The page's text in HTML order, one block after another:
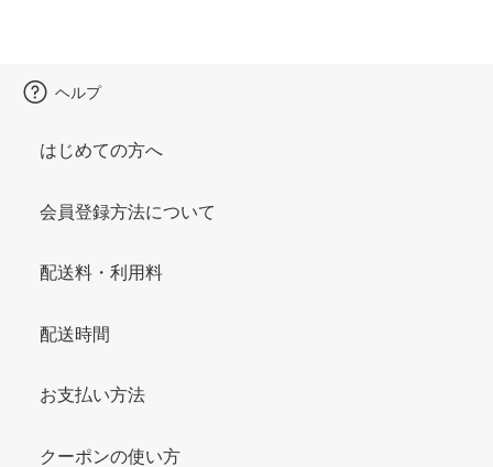
ヘルプ
はじめての方へ
会員登録方法について
配送料・利用料
配送時間
お支払い方法
クーポンの使い方